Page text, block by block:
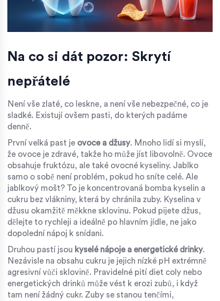
Na co si dát pozor: Skrytí
nepřátelé
Není vše zlaté, co leskne, a není vše nebezpečné, co je
sladké. Existují ovšem pasti, do kterých padáme
denně.
První velká past je ovoce a džusy. Mnoho lidí si myslí,
že ovoce je zdravé, takže ho může jíst libovolně. Ovoce
obsahuje fruktózu, ale také ovocné kyseliny. Jablko
samo o sobě není problém, pokud ho sníte celé. Ale
jablkový mošt? To je koncentrovaná bomba kyselin a
cukru bez vlákniny, která by chránila zuby. Kyselina v
džusu okamžitě měkkne sklovinu. Pokud pijete džus,
dělejte to rychleji a ideálně po hlavním jídle, ne jako
dopolední nápoj k snídani.
Druhou pastí jsou kyselé nápoje a energetické drinky.
Nezávisle na obsahu cukru je jejich nízké pH extrémně
agresivní vůči sklovině. Pravidelné pití diet coly nebo
energetických drinků může vést k erozi zubů, i když
tam není žádný cukr. Zuby se stanou tenčími,